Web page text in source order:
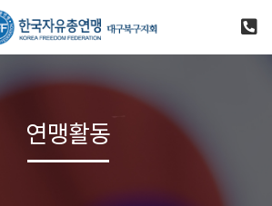
연맹활동